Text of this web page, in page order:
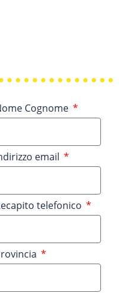
Cognome
email
telefonico